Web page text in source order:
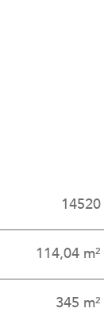
14520
114,04 m²
345 m²